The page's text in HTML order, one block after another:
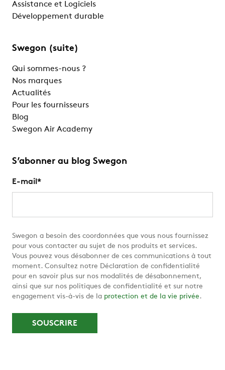
Assistance et Logiciels
Développement durable
Swegon (suite)
Qui sommes-nous ?
Nos marques
Actualités
Pour les fournisseurs
Blog
Swegon Air Academy
S’abonner au blog Swegon
E-mail*
Swegon a besoin des coordonnées que vous nous fournissez
pour vous contacter au sujet de nos produits et services.
Vous pouvez vous désabonner de ces communications à tout
moment. Consultez notre Déclaration de confidentialité
pour en savoir plus sur nos modalités de désabonnement,
ainsi que sur nos politiques de confidentialité et sur notre
engagement vis-à-vis de la protection et de la vie privée.